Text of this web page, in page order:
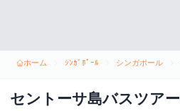
ホーム ｼﾝｶﾞﾎﾟｰﾙ シンガポール
セントーサ島バスツアー